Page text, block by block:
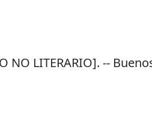
NO LITERARIO]. --